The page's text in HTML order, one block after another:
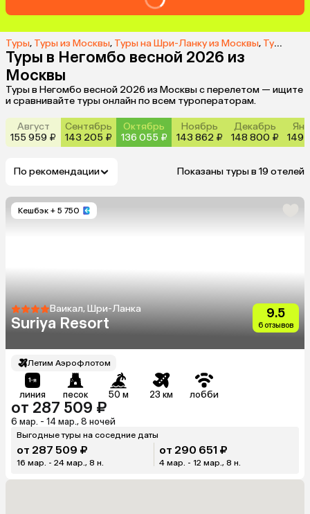
Туры, Туры из Москвы, Туры на Шри-Ланку из Москвы, Туры в Негомбо из Москвы
Туры в Негомбо весной 2026 из
Москвы
Туры в Негомбо весной 2026 из Москвы с перелетом — ищите
и сравнивайте туры онлайн по всем туроператорам.
Август
155 959 ₽
Сентябрь
143 205 ₽
Октябрь
136 055 ₽
Ноябрь
143 862 ₽
Декабрь
148 800 ₽
149
По рекомендации Показаны туры в 19 отелей
Кешбэк + 5 750
Ваикал, Шри-Ланка
Suriya Resort
9.5
6 отзывов
Летим Аэрофлотом
линия песок 50 м 23 км лобби
от 287 509 ₽
6 мар. - 14 мар., 8 ночей
Выгодные туры на соседние даты
от 287 509 ₽
16 мар. - 24 мар., 8 н.
от 290 651 ₽
4 мар. - 12 мар., 8 н.